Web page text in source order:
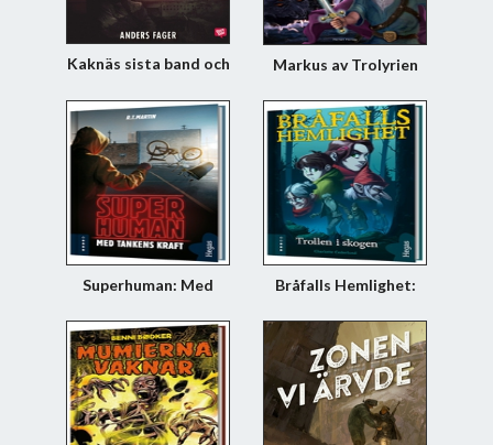
Kaknäs sista band och
Markus av Trolyrien
Superhuman: Med
Bråfalls Hemlighet: